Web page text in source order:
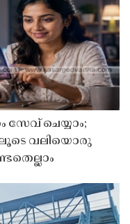
സേവ് ചെയ്യാം;
വലിയൊരു